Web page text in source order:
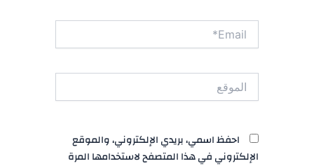
Email*
الموقع
احفظ اسمي، بريدي الإلكتروني، والموقع
الإلكتروني في هذا المتصفح لاستخدامها المرة